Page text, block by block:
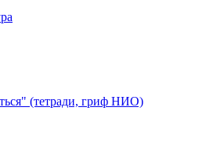
(тетради, гриф НИО)